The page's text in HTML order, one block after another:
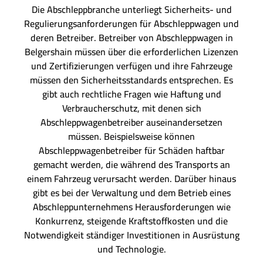
Die Abschleppbranche unterliegt Sicherheits- und
Regulierungsanforderungen für Abschleppwagen und
deren Betreiber. Betreiber von Abschleppwagen in
Belgershain müssen über die erforderlichen Lizenzen
und Zertifizierungen verfügen und ihre Fahrzeuge
müssen den Sicherheitsstandards entsprechen. Es
gibt auch rechtliche Fragen wie Haftung und
Verbraucherschutz, mit denen sich
Abschleppwagenbetreiber auseinandersetzen
müssen. Beispielsweise können
Abschleppwagenbetreiber für Schäden haftbar
gemacht werden, die während des Transports an
einem Fahrzeug verursacht werden. Darüber hinaus
gibt es bei der Verwaltung und dem Betrieb eines
Abschleppunternehmens Herausforderungen wie
Konkurrenz, steigende Kraftstoffkosten und die
Notwendigkeit ständiger Investitionen in Ausrüstung
und Technologie.